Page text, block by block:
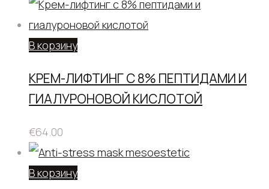
В корзину
КРЕМ-ЛИФТИНГ С 8% ПЕПТИДАМИ И
ГИАЛУРОНОВОЙ КИСЛОТОЙ
€64.00
В корзину